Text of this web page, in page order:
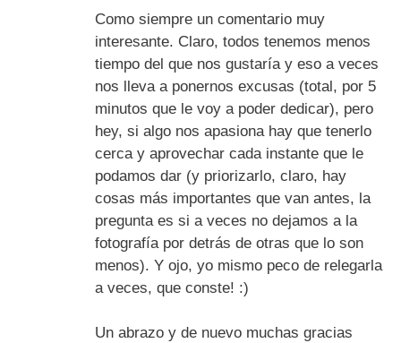
Como siempre un comentario muy
interesante. Claro, todos tenemos menos
tiempo del que nos gustaría y eso a veces
nos lleva a ponernos excusas (total, por 5
minutos que le voy a poder dedicar), pero
hey, si algo nos apasiona hay que tenerlo
cerca y aprovechar cada instante que le
podamos dar (y priorizarlo, claro, hay
cosas más importantes que van antes, la
pregunta es si a veces no dejamos a la
fotografía por detrás de otras que lo son
menos). Y ojo, yo mismo peco de relegarla
a veces, que conste! :)
Un abrazo y de nuevo muchas gracias